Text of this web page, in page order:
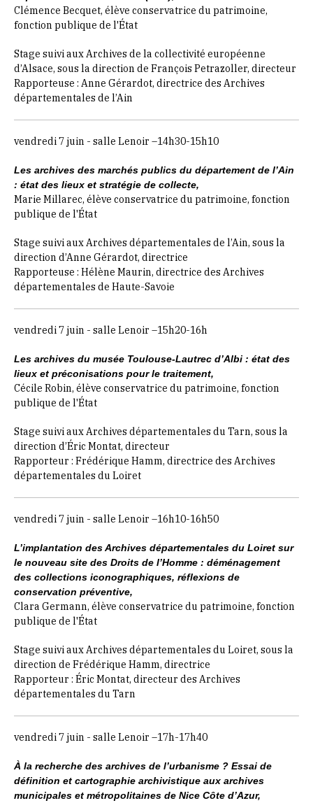
Clémence Becquet, élève conservatrice du patrimoine,
fonction publique de l'État
Stage suivi aux Archives de la collectivité européenne
d’Alsace, sous la direction de François Petrazoller, directeur
Rapporteuse : Anne Gérardot, directrice des Archives
départementales de l’Ain
vendredi 7 juin - salle Lenoir –14h30-15h10
Les archives des marchés publics du département de l’Ain
: état des lieux et stratégie de collecte,
Marie Millarec, élève conservatrice du patrimoine, fonction
publique de l'État
Stage suivi aux Archives départementales de l’Ain, sous la
direction d’Anne Gérardot, directrice
Rapporteuse : Hélène Maurin, directrice des Archives
départementales de Haute-Savoie
vendredi 7 juin - salle Lenoir –15h20-16h
Les archives du musée Toulouse-Lautrec d’Albi : état des
lieux et préconisations pour le traitement,
Cécile Robin, élève conservatrice du patrimoine, fonction
publique de l'État
Stage suivi aux Archives départementales du Tarn, sous la
direction d’Éric Montat, directeur
Rapporteur : Frédérique Hamm, directrice des Archives
départementales du Loiret
vendredi 7 juin - salle Lenoir –16h10-16h50
L’implantation des Archives départementales du Loiret sur
le nouveau site des Droits de l’Homme : déménagement
des collections iconographiques, réflexions de
conservation préventive,
Clara Germann, élève conservatrice du patrimoine, fonction
publique de l'État
Stage suivi aux Archives départementales du Loiret, sous la
direction de Frédérique Hamm, directrice
Rapporteur : Éric Montat, directeur des Archives
départementales du Tarn
vendredi 7 juin - salle Lenoir –17h-17h40
À la recherche des archives de l’urbanisme ? Essai de
définition et cartographie archivistique aux archives
municipales et métropolitaines de Nice Côte d’Azur,